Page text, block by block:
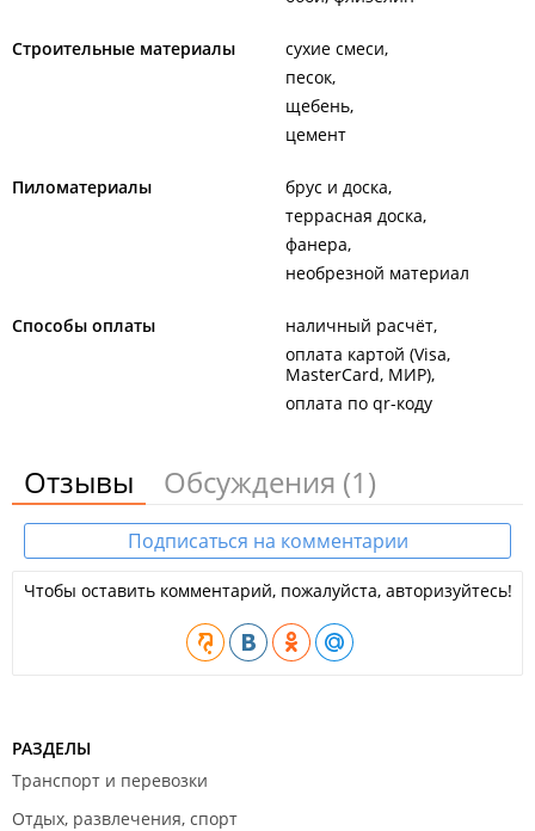
Строительные материалы
сухие смеси
песок
щебень
цемент
Пиломатериалы
брус и доска
террасная доска
фанера
необрезной материал
Способы оплаты
наличный расчёт
оплата картой (Visa,
MasterCard, МИР)
оплата по qr-коду
Отзывы Обсуждения (1)
Подписаться на комментарии
Чтобы оставить комментарий, пожалуйста, авторизуйтесь!
РАЗДЕЛЫ
Транспорт и перевозки
Отдых, развлечения, спорт